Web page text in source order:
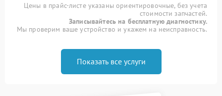
Цены в прайс-листе указаны ориентировочные, без учета
стоимости запчастей.
Записывайтесь на бесплатную диагностику.
Мы проверим ваше устройство и укажем на неисправность.
Показать все услуги